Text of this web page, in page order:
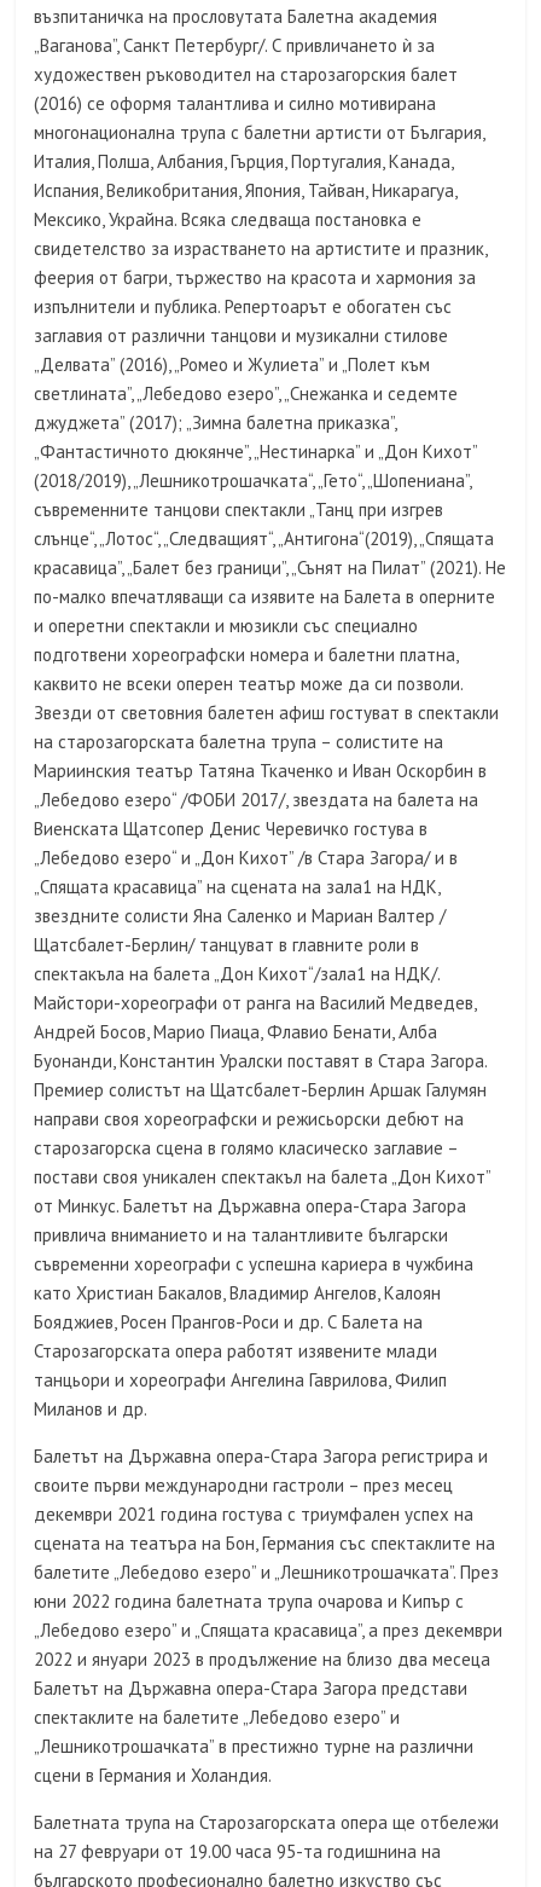
възпитаничка на прословутата Балетна академия
„Ваганова”, Санкт Петербург/. С привличането ѝ за
художествен ръководител на старозагорския балет
(2016) се оформя талантлива и силно мотивирана
многонационална трупа с балетни артисти от България,
Италия, Полша, Албания, Гърция, Португалия, Канада,
Испания, Великобритания, Япония, Тайван, Никарагуа,
Мексико, Украйна. Всяка следваща постановка е
свидетелство за израстването на артистите и празник,
феерия от багри, тържество на красота и хармония за
изпълнители и публика. Репертоарът е обогатен със
заглавия от различни танцови и музикални стилове
„Делвата” (2016), „Ромео и Жулиета” и „Полет към
светлината”, „Лебедово езеро”, „Снежанка и седемте
джуджета” (2017); „Зимна балетна приказка”,
„Фантастичното дюкянче”, „Нестинарка” и „Дон Кихот”
(2018/2019), „Лешникотрошачката“, „Гето“, „Шопениана”,
съвременните танцови спектакли „Танц при изгрев
слънце“, „Лотос“, „Следващият“, „Антигона“(2019), „Спящата
красавица”, „Балет без граници”, „Сънят на Пилат” (2021). Не
по-малко впечатляващи са изявите на Балета в оперните
и оперетни спектакли и мюзикли със специално
подготвени хореографски номера и балетни платна,
каквито не всеки оперен театър може да си позволи.
Звезди от световния балетен афиш гостуват в спектакли
на старозагорската балетна трупа – солистите на
Мариинския театър Татяна Ткаченко и Иван Оскорбин в
„Лебедово езеро“ /ФОБИ 2017/, звездата на балета на
Виенската Щатсопер Денис Черевичко гостува в
„Лебедово езеро“ и „Дон Кихот” /в Стара Загора/ и в
„Спящата красавица” на сцената на зала1 на НДК,
звездните солисти Яна Саленко и Мариан Валтер /
Щатсбалет-Берлин/ танцуват в главните роли в
спектакъла на балета „Дон Кихот“/зала1 на НДК/.
Майстори-хореографи от ранга на Василий Медведев,
Андрей Босов, Марио Пиаца, Флавио Бенати, Алба
Буонанди, Константин Уралски поставят в Стара Загора.
Премиер солистът на Щатсбалет-Берлин Аршак Галумян
направи своя хореографски и режисьорски дебют на
старозагорска сцена в голямо класическо заглавие –
постави своя уникален спектакъл на балета „Дон Кихот”
от Минкус. Балетът на Държавна опера-Стара Загора
привлича вниманието и на талантливите български
съвременни хореографи с успешна кариера в чужбина
като Христиан Бакалов, Владимир Ангелов, Калоян
Бояджиев, Росен Прангов-Роси и др. С Балета на
Старозагорската опера работят изявените млади
танцьори и хореографи Ангелина Гаврилова, Филип
Миланов и др.
Балетът на Държавна опера-Стара Загора регистрира и
своите първи международни гастроли – през месец
декември 2021 година гостува с триумфален успех на
сцената на театъра на Бон, Германия със спектаклите на
балетите „Лебедово езеро” и „Лешникотрошачката”. През
юни 2022 година балетната трупа очарова и Кипър с
„Лебедово езеро” и „Спящата красавица”, а през декември
2022 и януари 2023 в продължение на близо два месеца
Балетът на Държавна опера-Стара Загора представи
спектаклите на балетите „Лебедово езеро” и
„Лешникотрошачката” в престижно турне на различни
сцени в Германия и Холандия.
Балетната трупа на Старозагорската опера ще отбележи
на 27 февруари от 19.00 часа 95-та годишнина на
българското професионално балетно изкуство със